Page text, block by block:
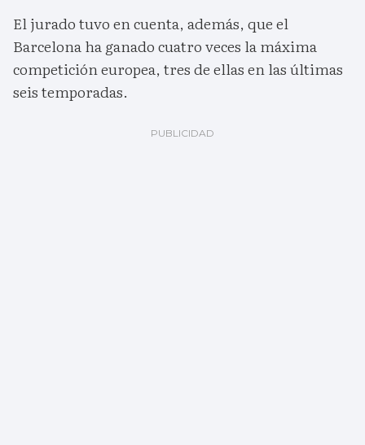
El jurado tuvo en cuenta, además, que el
Barcelona ha ganado cuatro veces la máxima
competición europea, tres de ellas en las últimas
seis temporadas.